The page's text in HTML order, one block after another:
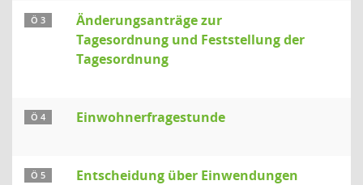
Ö 3
Änderungsanträge zur
Tagesordnung und Feststellung der
Tagesordnung
Ö 4 Einwohnerfragestunde
Ö 5
Entscheidung über Einwendungen